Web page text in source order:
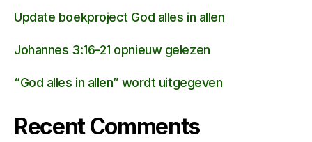
Update boekproject God alles in allen
Johannes 3:16-21 opnieuw gelezen
“God alles in allen” wordt uitgegeven
Recent Comments